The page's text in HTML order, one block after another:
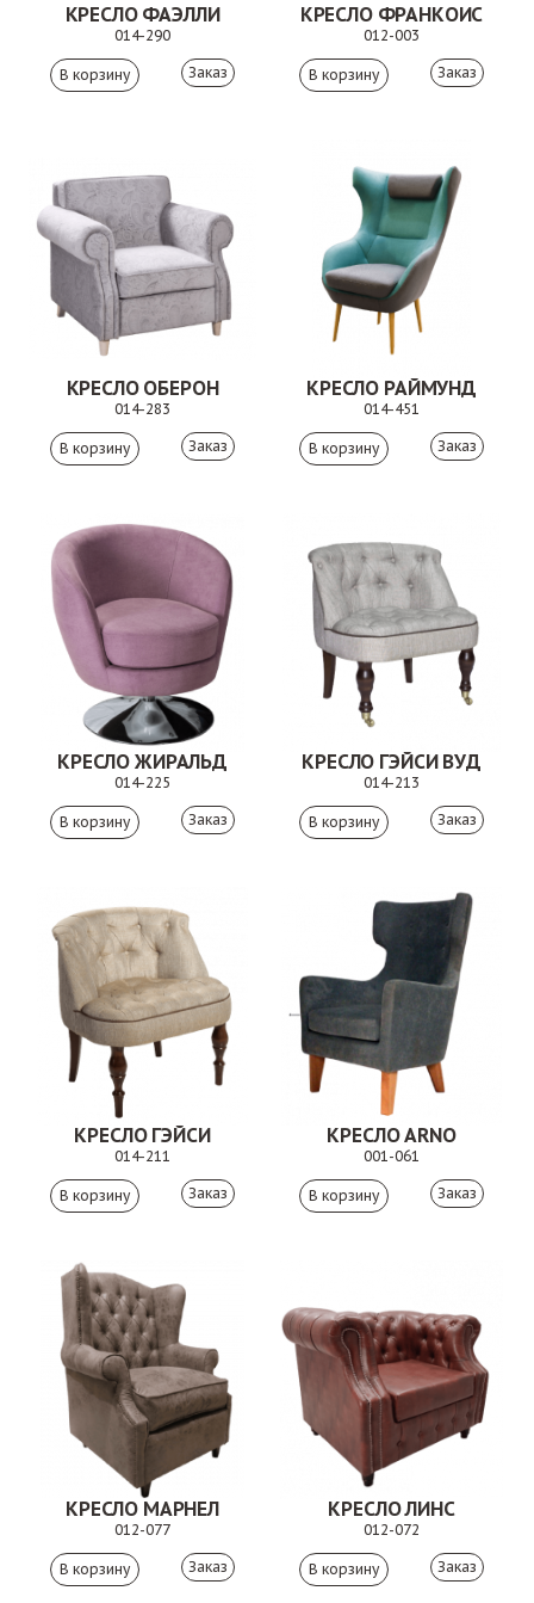
КРЕСЛО ФАЭЛЛИ
014-290
Заказ
КРЕСЛО ФРАНКОИС
012-003
Заказ
КРЕСЛО ОБЕРОН
014-283
Заказ
КРЕСЛО РАЙМУНД
014-451
Заказ
КРЕСЛО ЖИРАЛЬД
014-225
Заказ
КРЕСЛО ГЭЙСИ ВУД
014-213
Заказ
КРЕСЛО ГЭЙСИ
014-211
Заказ
КРЕСЛО ARNO
001-061
Заказ
КРЕСЛО МАРНЕЛ
012-077
Заказ
КРЕСЛО ЛИНС
012-072
Заказ